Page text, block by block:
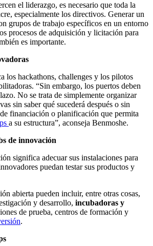
el liderazgo, es necesario que toda la
especialmente los directivos. Generar un
grupos de trabajo específicos en un entorno
procesos de adquisición y licitación para
es importante.
los hackathons, challenges y los pilotos
“Sin embargo, los puertos deben
No se trata de simplemente organizar
sin saber qué sucederá después o sin
financiación o planificación que permita
a su estructura”, aconseja Benmoshe.
de innovación
significa adecuar sus instalaciones para
puedan testar sus productos y
abierta pueden incluir, entre otras cosas,
y desarrollo, incubadoras y
de prueba, centros de formación y
.